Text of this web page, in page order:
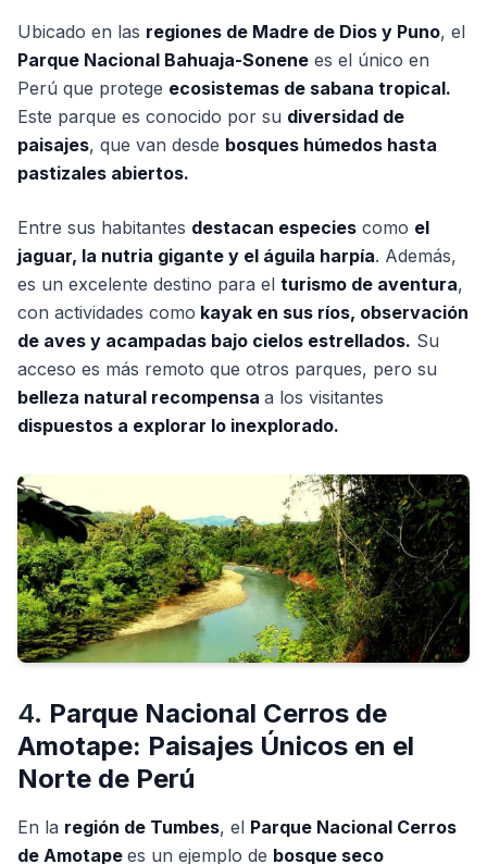
Ubicado en las regiones de Madre de Dios y Puno, el
Parque Nacional Bahuaja-Sonene es el único en
Perú que protege ecosistemas de sabana tropical.
Este parque es conocido por su diversidad de
paisajes, que van desde bosques húmedos hasta
pastizales abiertos.
Entre sus habitantes destacan especies como el
jaguar, la nutria gigante y el águila harpía. Además,
es un excelente destino para el turismo de aventura,
con actividades como kayak en sus ríos, observación
de aves y acampadas bajo cielos estrellados. Su
acceso es más remoto que otros parques, pero su
belleza natural recompensa a los visitantes
dispuestos a explorar lo inexplorado.
4. Parque Nacional Cerros de
Amotape: Paisajes Únicos en el
Norte de Perú
En la región de Tumbes, el Parque Nacional Cerros
de Amotape es un ejemplo de bosque seco